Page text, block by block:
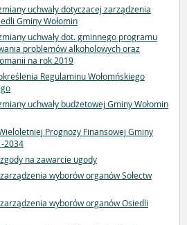
uchwały dotyczacej zarządzenia
Gminy Wołomin
uchwały dot. gminnego programu
problemów alkoholowych oraz
na rok 2019
Regulaminu Wołomńskiego
uchwały budżetowej Gminy Wołomin
Prognozy Finansowej Gminy
2034
na zawarcie ugody
wyborów organów Sołectw
wyborów organów Osiedli